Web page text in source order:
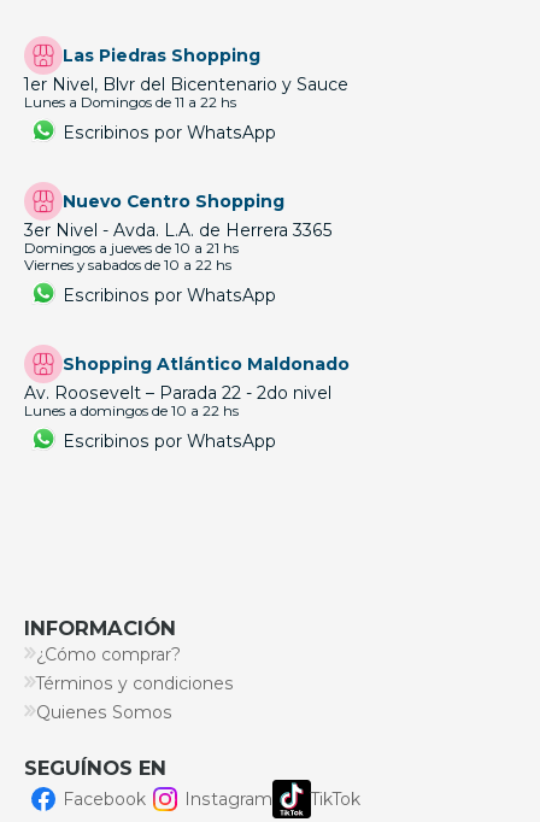
Las Piedras Shopping
1er Nivel, Blvr del Bicentenario y Sauce
Lunes a Domingos de 11 a 22 hs
Escribinos por WhatsApp
Nuevo Centro Shopping
3er Nivel - Avda. L.A. de Herrera 3365
Domingos a jueves de 10 a 21 hs
Viernes y sabados de 10 a 22 hs
Escribinos por WhatsApp
Shopping Atlántico Maldonado
Av. Roosevelt – Parada 22 - 2do nivel
Lunes a domingos de 10 a 22 hs
Escribinos por WhatsApp
INFORMACIÓN
¿Cómo comprar?
Términos y condiciones
Quienes Somos
SEGUÍNOS EN
Facebook Instagram TikTok